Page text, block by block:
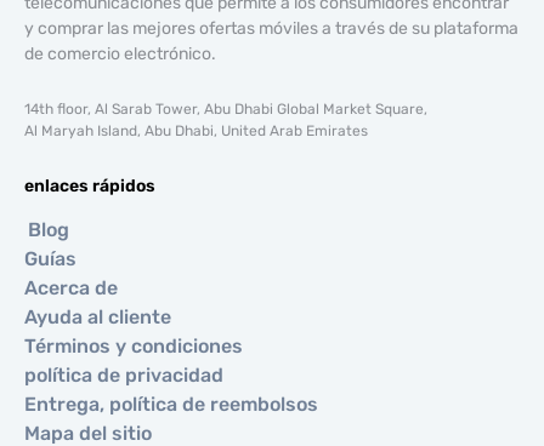
y comprar las mejores ofertas móviles a través de su plataforma
de comercio electrónico.
14th floor, Al Sarab Tower, Abu Dhabi Global Market Square,
Al Maryah Island, Abu Dhabi, United Arab Emirates
enlaces rápidos
Blog
Guías
Acerca de
Ayuda al cliente
Términos y condiciones
política de privacidad
Entrega, política de reembolsos
Mapa del sitio